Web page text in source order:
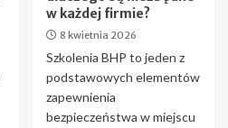
w każdej firmie?
8 kwietnia 2026
Szkolenia BHP to jeden z
podstawowych elementów
zapewnienia
bezpieczeństwa w miejscu